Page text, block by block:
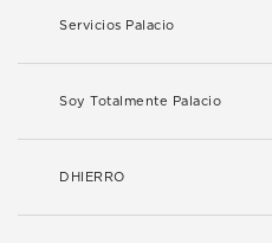
Servicios Palacio
Soy Totalmente Palacio
DHIERRO